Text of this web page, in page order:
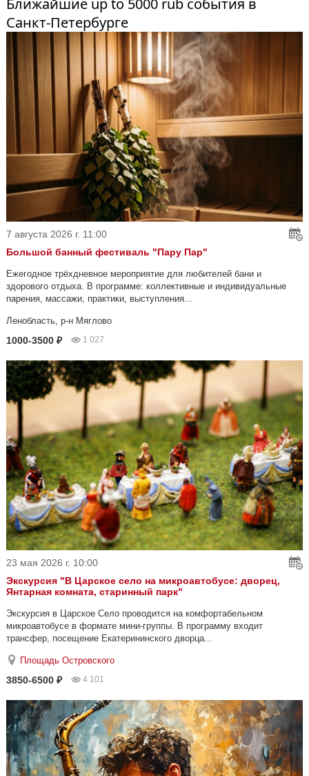
Ближайшие up to 5000 rub события в
Санкт-Петербурге
7 августа 2026 г. 11:00
Большой банный фестиваль "Пару Пар"
Ежегодное трёхдневное мероприятие для любителей бани и
здорового отдыха. В программе: коллективные и индивидуальные
парения, массажи, практики, выступления...
Ленобласть, р-н Мяглово
1000-3500 ₽ 1 027
23 мая 2026 г. 10:00
Экскурсия "В Царское село на микроавтобусе: дворец,
Янтарная комната, старинный парк"
Экскурсия в Царское Село проводится на комфортабельном
микроавтобусе в формате мини-группы. В программу входит
трансфер, посещение Екатерининского дворца...
Площадь Островского
3850-6500 ₽ 4 101